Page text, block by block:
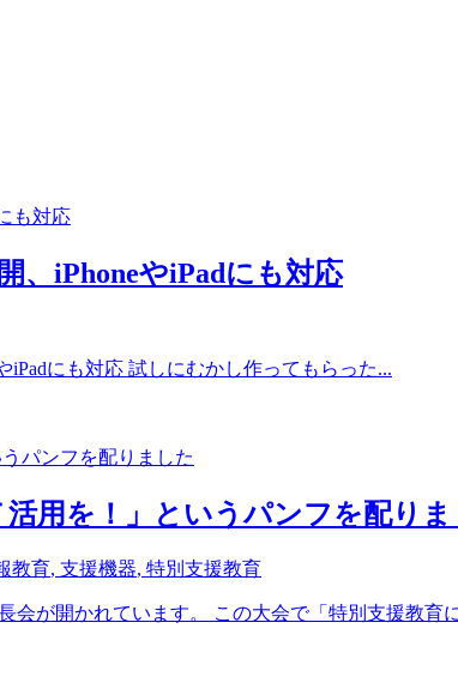
、iPhoneやiPadにも対応
iPadにも対応 試しにむかし作ってもらった...
用を！」というパンフを配り
教育, 支援機器, 特別支援教育
が開かれています。 この大会で「特別支援教育